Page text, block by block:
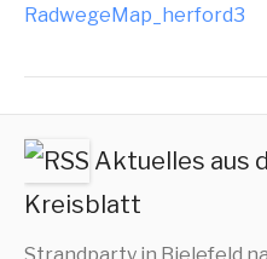
RadwegeMap_herford3
Aktuelles aus
Kreisblatt